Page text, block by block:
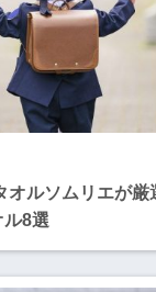
オルソムリエが厳
8選